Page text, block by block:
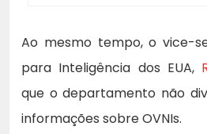
Ao mesmo tempo, o vice-
para Inteligência dos EUA,
que o departamento não
informações sobre OVNIs.